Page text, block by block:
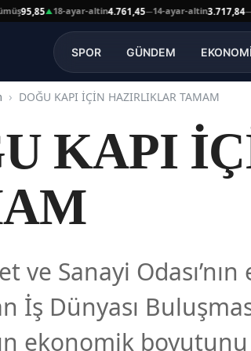
▲18-ayar-altin4.761,45—14-ayar-altin3.717,84—Ons
SPOR GÜNDEM EKONOMİ
DOĞU KAPI İÇİN HAZIRLIKLAR TAMAM
KAPI
ve Sanayi
İş Dünyası
ekonomik